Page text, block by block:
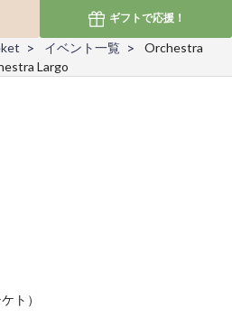
ギフトで応援！
イベント一覧
Orchestra
Largo
ト）